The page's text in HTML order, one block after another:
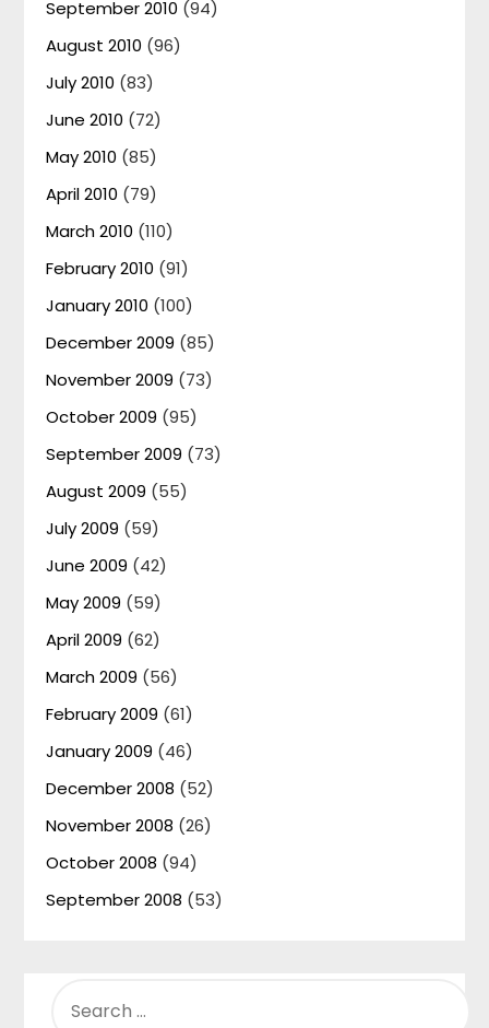
September 2010 (94)
August 2010 (96)
July 2010 (83)
June 2010 (72)
May 2010 (85)
April 2010 (79)
March 2010 (110)
February 2010 (91)
January 2010 (100)
December 2009 (85)
November 2009 (73)
October 2009 (95)
September 2009 (73)
August 2009 (55)
July 2009 (59)
June 2009 (42)
May 2009 (59)
April 2009 (62)
March 2009 (56)
February 2009 (61)
January 2009 (46)
December 2008 (52)
November 2008 (26)
October 2008 (94)
September 2008 (53)
FOR: